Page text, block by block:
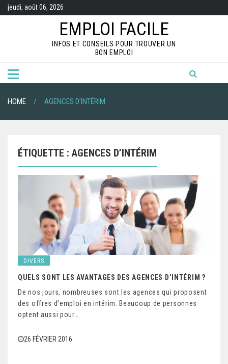
t
jeudi, août 06, 2026
EMPLOI FACILE
INFOS ET CONSEILS POUR TROUVER UN
BON EMPLOI
HOME AGENCES D’INTÉRIM
ÉTIQUETTE : AGENCES D’INTÉRIM
DIVERS
QUELS SONT LES AVANTAGES DES AGENCES D’INTÉRIM ?
De nos jours, nombreuses sont les agences qui proposent
des offres d’emploi en intérim. Beaucoup de personnes
optent aussi pour…
26 FÉVRIER 2016